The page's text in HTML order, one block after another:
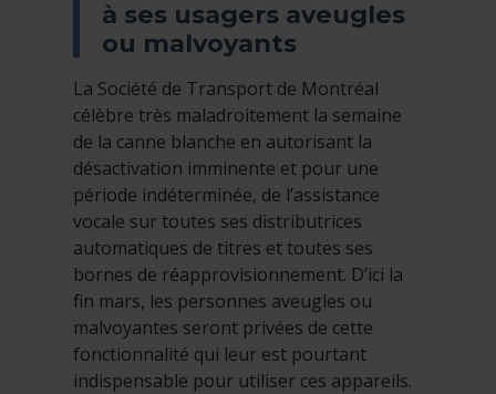
à ses usagers aveugles
ou malvoyants
La Société de Transport de Montréal
célèbre très maladroitement la semaine
de la canne blanche en autorisant la
désactivation imminente et pour une
période indéterminée, de l’assistance
vocale sur toutes ses distributrices
automatiques de titres et toutes ses
bornes de réapprovisionnement. D’ici la
fin mars, les personnes aveugles ou
malvoyantes seront privées de cette
fonctionnalité qui leur est pourtant
indispensable pour utiliser ces appareils.